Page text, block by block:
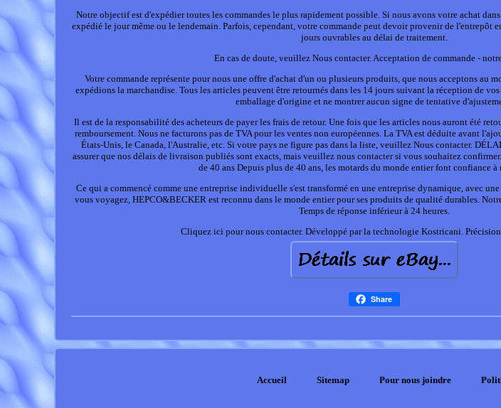
Notre objectif est d'expédier toutes les commandes le plus rapidement possible. Si nous avons votre achat
expédié le jour même ou le lendemain. Parfois, cependant, votre commande peut devoir provenir de l'entrepôt
jours ouvrables au délai de traitement.
En cas de doute, veuillez Nous contacter. Acceptation de commande -
Votre commande représente pour nous une offre d'achat d'un ou plusieurs produits, que nous acceptons au
expédions la marchandise. Tous les articles peuvent être retournés dans les 14 jours suivant la réception de
emballage d'origine et ne montrer aucun signe de tentative
Il est de la responsabilité des acheteurs de payer les frais de retour. Une fois que les articles nous auront été
remboursement. Nous ne facturons pas de TVA pour les ventes non européennes. La TVA est déduite avant
États-Unis, le Canada, l'Australie, etc. Si votre pays ne figure pas dans la liste, veuillez Nous contacter.
assurer que nos délais de livraison publiés sont exacts, mais veuillez nous contacter si vous souhaitez
de 40 ans Depuis plus de 40 ans, les motards du monde entier font confiance à
Ce qui a commencé comme une entreprise individuelle s'est transformé en une entreprise dynamique, avec
vous voyagez, HEPCO&BECKER est reconnu dans le monde entier pour ses produits de qualité durables.
Temps de réponse inférieur à 24 heures.
Cliquez ici pour nous contacter. Développé par la technologie Kostricani.
Share
Accueil Sitemap Pour nous joindre